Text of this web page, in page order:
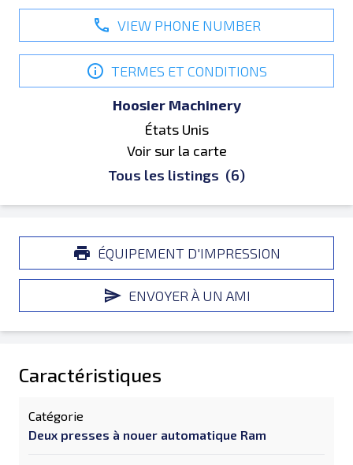
VIEW PHONE NUMBER
TERMES ET CONDITIONS
Hoosier Machinery
États Unis
Voir sur la carte
Tous les listings (6)
ÉQUIPEMENT D'IMPRESSION
ENVOYER À UN AMI
Caractéristiques
Catégorie
Deux presses à nouer automatique Ram